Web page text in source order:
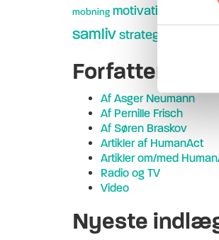
mobning motivation
samlivstrategi
Forfatter
Af Asger Neumann
Af Pernille Frisch
Af Søren Braskov
Artikler af HumanAct
Artikler om/med
Radio og TV
Video
Nyeste